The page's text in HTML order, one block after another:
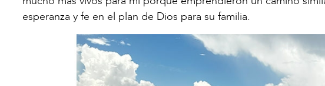
esperanza y fe en el plan de Dios para su familia.